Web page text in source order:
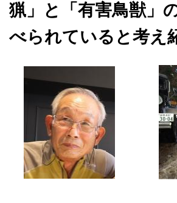
猟」と「有害鳥獣」
べられていると考え